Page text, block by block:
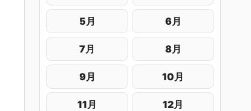
5月 6月
7月 8月
9月 10月
11月 12月